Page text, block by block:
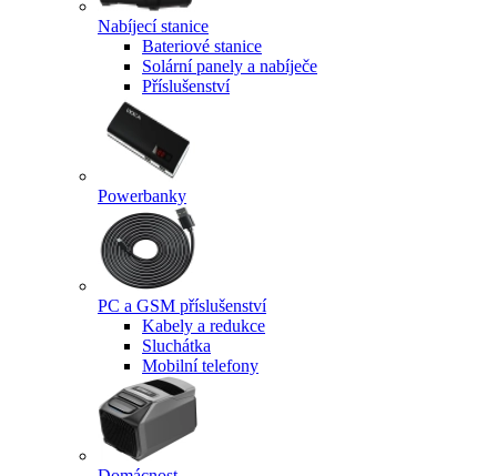
Nabíjecí stanice
Bateriové stanice
Solární panely a nabíječe
Příslušenství
Powerbanky
PC a GSM příslušenství
Kabely a redukce
Sluchátka
Mobilní telefony